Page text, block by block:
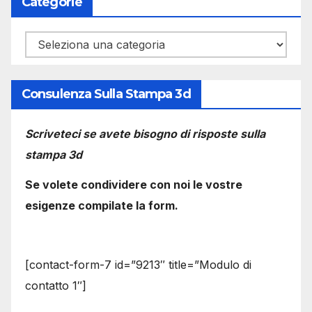
Categorie
Consulenza Sulla Stampa 3d
Scriveteci se avete bisogno di risposte sulla
stampa 3d
Se volete condividere con noi le vostre
esigenze compilate la form.
[contact-form-7 id=”9213″ title=”Modulo di
contatto 1″]